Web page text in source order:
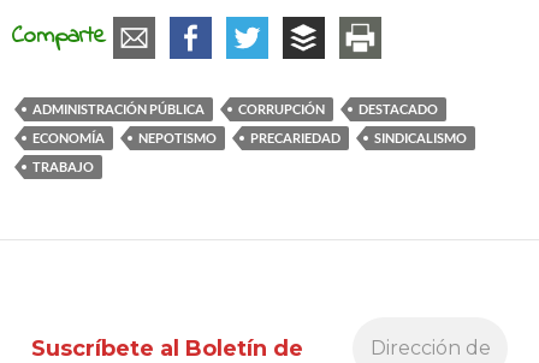
Comparte
ADMINISTRACIÓN PÚBLICA CORRUPCIÓN
DESTACADO
ECONOMÍA
NEPOTISMO PRECARIEDAD
SINDICALISMO
TRABAJO
Suscríbete al Boletín de